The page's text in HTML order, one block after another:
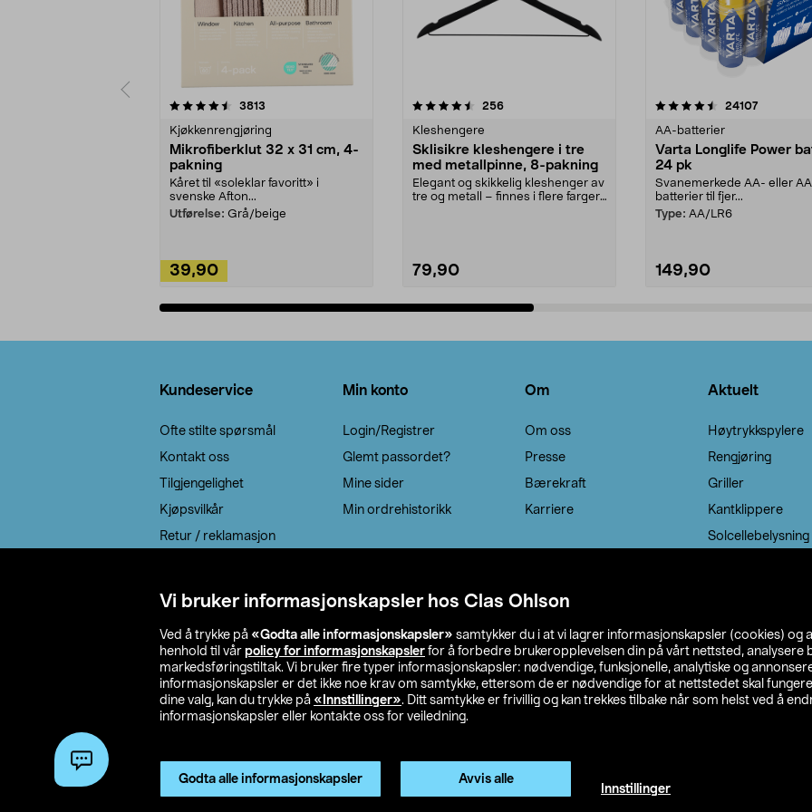
Vi bruker informasjonskapsler hos Clas Ohlson
Ved å trykke på «Godta alle informasjonskapsler» samtykker du i at vi lagrer informasjonskapsler (cookies) og
henhold til vår policy for informasjonskapsler for å forbedre brukeropplevelsen din på vårt nettsted, analysere
markedsføringstiltak. Vi bruker fire typer informasjonskapsler: nødvendige, funksjonelle, analytiske og
informasjonskapsler er det ikke noe krav om samtykke, ettersom de er nødvendige for at nettstedet skal
dine valg, kan du trykke på «Innstillinger». Ditt samtykke er frivillig og kan trekkes tilbake når som helst ved å
informasjonskapsler eller kontakte oss for veiledning.
Godta alle informasjonskapsler Avvis alle
Innstillinger
3813
Kjøkkenrengjøring
Mikrofiberklut 32 x 31 cm, 4-
pakning
Kåret til «soleklar favoritt» i
svenske Afton...
Utførelse: Grå/beige
39,90
4.5av 5 stjerner 256anmeldelser
Kleshengere
Sklisikre kleshengere i tre
med metallpinne, 8-pakning
Elegant og skikkelig kleshenger av
tre og metall – finnes i flere farger.
79,90
4.5av 5 stjerner 24107
AA-batterier
Varta Longlife Power
24 pk
Svanemerkede AA- eller
batterier til fjer...
Type: AA/LR6
149,90
4.5av 5 stjerner
Kundeservice
Ofte stilte spørsmål
Kontakt oss
Tilgjengelighet
Kjøpsvilkår
Retur / reklamasjon
Min konto
Login/Registrer
Glemt passordet?
Mine sider
Min ordrehistorikk
Om
Om oss
Presse
Bærekraft
Karriere
Aktuelt
Høytrykkspylere
Rengjøring
Griller
Kantklippere
Solcellebelysning